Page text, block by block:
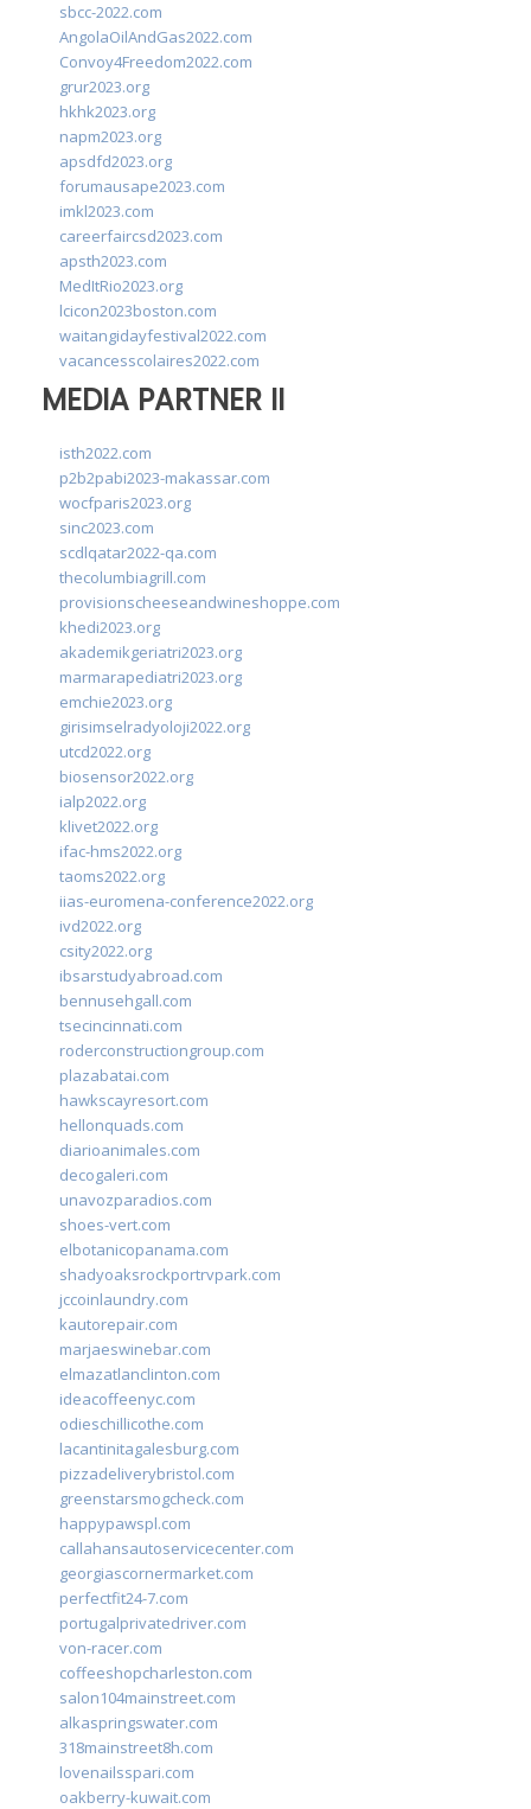
sbcc-2022.com
AngolaOilAndGas2022.com
Convoy4Freedom2022.com
grur2023.org
hkhk2023.org
napm2023.org
apsdfd2023.org
forumausape2023.com
imkl2023.com
careerfaircsd2023.com
apsth2023.com
MedItRio2023.org
lcicon2023boston.com
waitangidayfestival2022.com
vacancesscolaires2022.com
MEDIA PARTNER II
isth2022.com
p2b2pabi2023-makassar.com
wocfparis2023.org
sinc2023.com
scdlqatar2022-qa.com
thecolumbiagrill.com
provisionscheeseandwineshoppe.com
khedi2023.org
akademikgeriatri2023.org
marmarapediatri2023.org
emchie2023.org
girisimselradyoloji2022.org
utcd2022.org
biosensor2022.org
ialp2022.org
klivet2022.org
ifac-hms2022.org
taoms2022.org
iias-euromena-conference2022.org
ivd2022.org
csity2022.org
ibsarstudyabroad.com
bennusehgall.com
tsecincinnati.com
roderconstructiongroup.com
plazabatai.com
hawkscayresort.com
hellonquads.com
diarioanimales.com
decogaleri.com
unavozparadios.com
shoes-vert.com
elbotanicopanama.com
shadyoaksrockportrvpark.com
jccoinlaundry.com
kautorepair.com
marjaeswinebar.com
elmazatlanclinton.com
ideacoffeenyc.com
odieschillicothe.com
lacantinitagalesburg.com
pizzadeliverybristol.com
greenstarsmogcheck.com
happypawspl.com
callahansautoservicecenter.com
georgiascornermarket.com
perfectfit24-7.com
portugalprivatedriver.com
von-racer.com
coffeeshopcharleston.com
salon104mainstreet.com
alkaspringswater.com
318mainstreet8h.com
lovenailsspari.com
oakberry-kuwait.com